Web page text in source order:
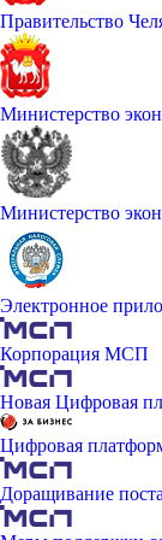
Правительство
Министерство
Министерство
Электронное
Корпорация МСП
Новая Цифровая
Цифровая
Доращивание